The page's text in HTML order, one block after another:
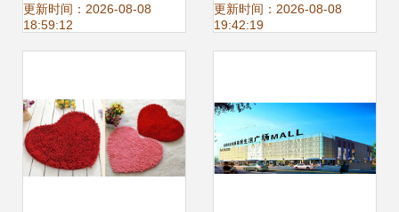
口模式下的冷热水
炉用具销售启示
更新时间：2026-08-08
18:59:12
展特点与创新路径
更新时间：2026-08-08
19:42:19